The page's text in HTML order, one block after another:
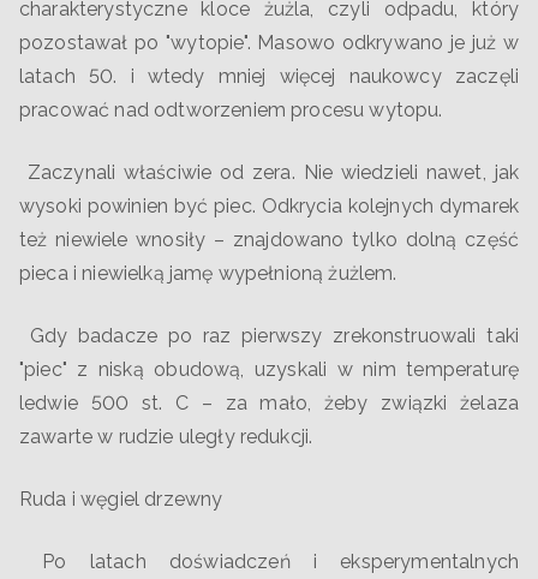
charakterystyczne kloce żużla, czyli odpadu, który
pozostawał po "wytopie". Masowo odkrywano je już w
latach 50. i wtedy mniej więcej naukowcy zaczęli
pracować nad odtworzeniem procesu wytopu.
Zaczynali właściwie od zera. Nie wiedzieli nawet, jak
wysoki powinien być piec. Odkrycia kolejnych dymarek
też niewiele wnosiły – znajdowano tylko dolną część
pieca i niewielką jamę wypełnioną żużlem.
Gdy badacze po raz pierwszy zrekonstruowali taki
"piec" z niską obudową, uzyskali w nim temperaturę
ledwie 500 st. C – za mało, żeby związki żelaza
zawarte w rudzie uległy redukcji.
Ruda i węgiel drzewny
Po latach doświadczeń i eksperymentalnych